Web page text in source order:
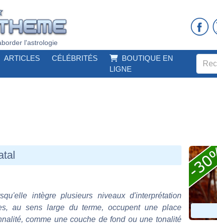
l'astrologie
ARTICLES CÉLÉBRITÉS
BOUTIQUE EN
LIGNE
intègre plusieurs niveaux d'interprétation
au sens large du terme, occupent une place
comme une couche de fond ou une tonalité